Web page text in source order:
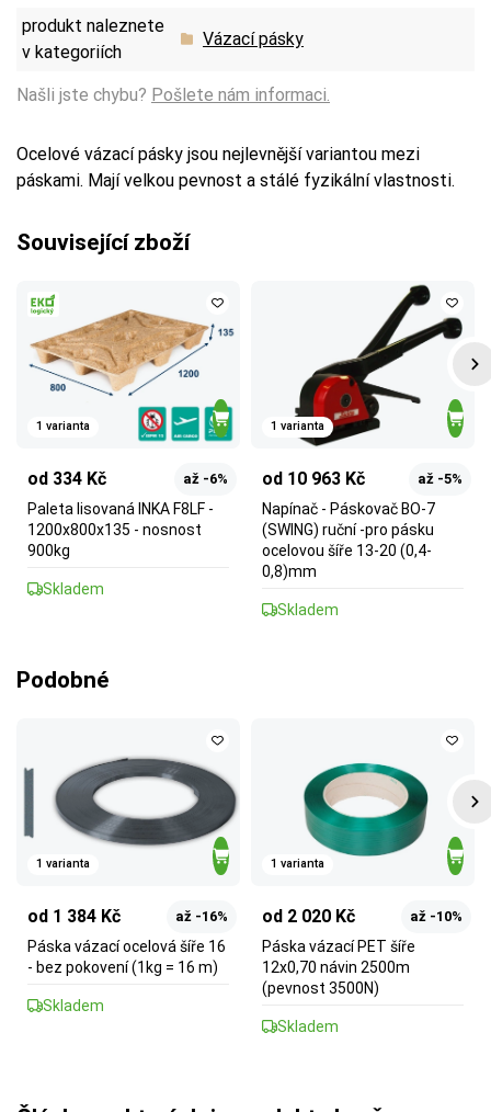
produkt naleznete
v kategoriích
Vázací pásky
Našli jste chybu? Pošlete nám informaci.
Ocelové vázací pásky jsou nejlevnější variantou mezi
páskami. Mají velkou pevnost a stálé fyzikální vlastnosti.
Související zboží
1 varianta
od 334 Kč až -6%
Paleta lisovaná INKA F8LF -
1200x800x135 - nosnost
900kg
Skladem
1 varianta
od 10 963 Kč až -5%
Napínač - Páskovač BO-7
(SWING) ruční -pro pásku
ocelovou šíře 13-20 (0,4-
0,8)mm
Skladem
Podobné
1 varianta
od 1 384 Kč až -16%
Páska vázací ocelová šíře 16
- bez pokovení (1kg = 16 m)
Skladem
1 varianta
od 2 020 Kč až -10%
Páska vázací PET šíře
12x0,70 návin 2500m
(pevnost 3500N)
Skladem